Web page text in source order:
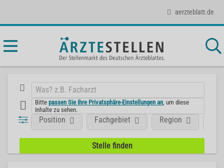
aerzteblatt.de
Bittepassen Sie Ihre Privatsphäre-Einstellungen an , um diese
Inhalte zu sehen.
Position Fachgebiet Region